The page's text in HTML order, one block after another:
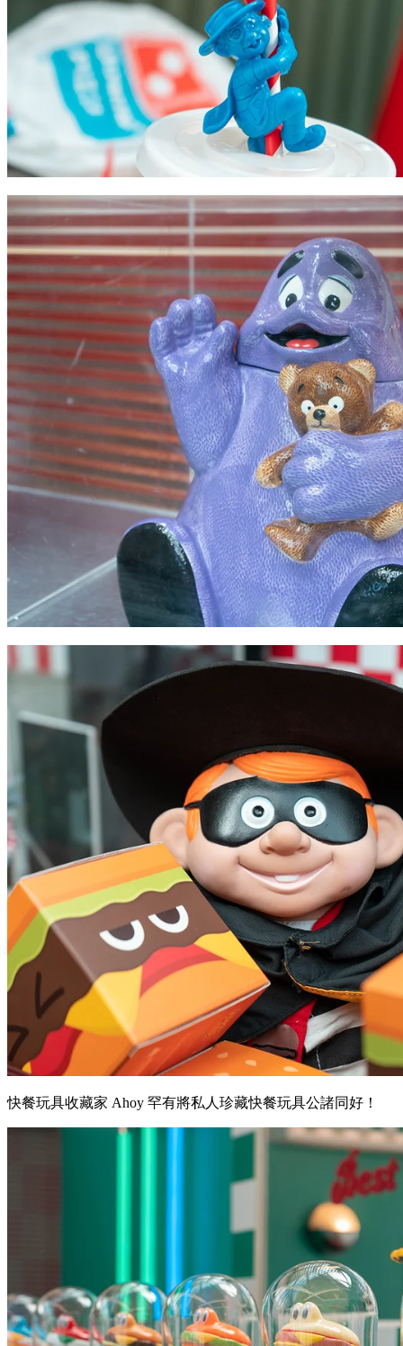
快餐玩具收藏家 Ahoy 罕有將私人珍藏快餐玩具公諸同好！